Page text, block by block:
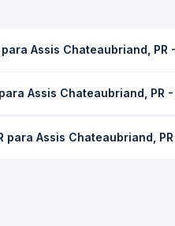
Assis Chateaubriand, PR
Passagem você consulta
Assis Chateaubriand, PR
você compara os
Assis Chateaubriand,